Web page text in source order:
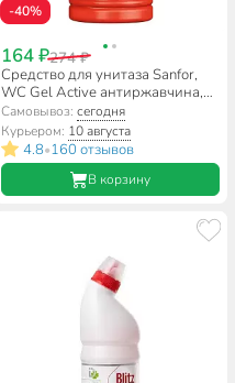
-40%
164 ₽274 ₽
Средство для унитаза Sanfor,
WC Gel Аctive антиржавчина,
гель, 750 мл, 1557
Самовывоз: сегодня
Курьером: 10 августа
4.8•160 отзывов
В корзину